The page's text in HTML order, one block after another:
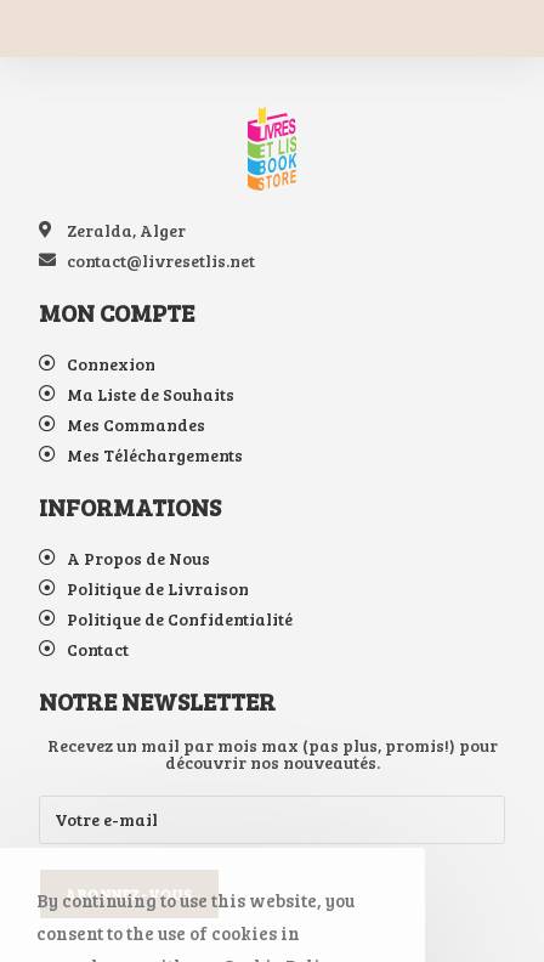
Zeralda, Alger
contact@livresetlis.net
MON COMPTE
Connexion
Ma Liste de Souhaits
Mes Commandes
Mes Téléchargements
INFORMATIONS
A Propos de Nous
Politique de Livraison
Politique de Confidentialité
Contact
NOTRE NEWSLETTER
Recevez un mail par mois max (pas plus, promis!) pour
découvrir nos nouveautés.
By continuing to use this website, you
consent to the use of cookies in